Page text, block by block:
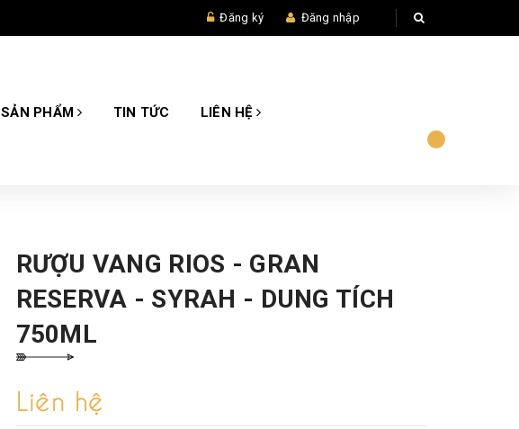
Đăng ký Đăng nhập
SẢN PHẨM TIN TỨC LIÊN HỆ
RƯỢU VANG RIOS - GRAN
RESERVA - SYRAH - DUNG TÍCH
750ML
Liên hệ